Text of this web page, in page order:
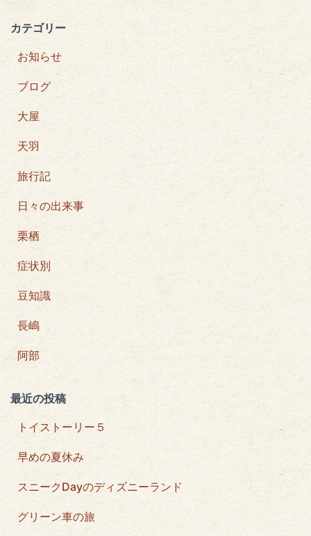
ペ
ー
ジ
送
り
カテゴリー
お知らせ
ブログ
大屋
天羽
旅行記
日々の出来事
栗栖
症状別
豆知識
長嶋
阿部
最近の投稿
トイストーリー５
早めの夏休み
スニークDayのディズニーランド
グリーン車の旅